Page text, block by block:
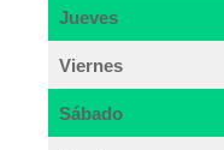
Jueves
Viernes
Sábado